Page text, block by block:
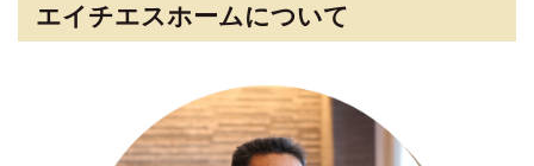
エイチエスホームについて